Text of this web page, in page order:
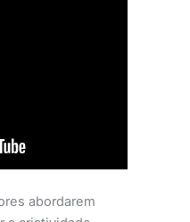
abordarem